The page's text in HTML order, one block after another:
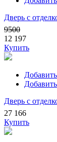
Дверь с
9500
12 197
Купить
Дверь с
27 166
Купить